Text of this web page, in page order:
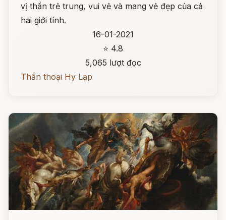
vị thần trẻ trung, vui vẻ và mang vẻ đẹp của cả
hai giới tính.
16-01-2021
⭐ 4.8
5,065 lượt đọc
Thần thoại Hy Lạp